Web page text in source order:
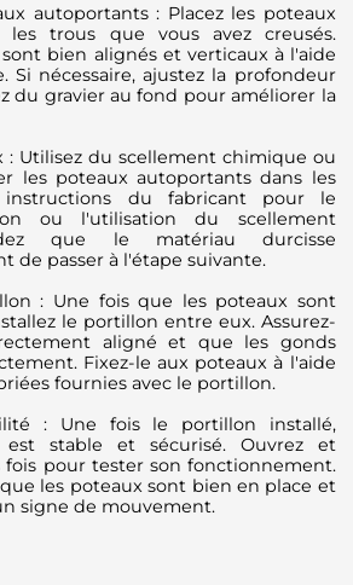
autoportants : Placez les poteaux
les trous que vous avez creusés.
bien alignés et verticaux à l'aide
Si nécessaire, ajustez la profondeur
du gravier au fond pour améliorer la
: Utilisez du scellement chimique ou
les poteaux autoportants dans les
instructions du fabricant pour le
ou l'utilisation du scellement
que le matériau durcisse
de passer à l'étape suivante.
: Une fois que les poteaux sont
le portillon entre eux. Assurez-
aligné et que les gonds
Fixez-le aux poteaux à l'aide
fournies avec le portillon.
: Une fois le portillon installé,
est stable et sécurisé. Ouvrez et
fois pour tester son fonctionnement.
les poteaux sont bien en place et
signe de mouvement.